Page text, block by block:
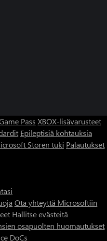
Pass XBOX-lisävarusteet
Epileptisiä kohtauksia
Storen tuki Palautukset
Ota yhteyttä Microsoftiin
Hallitse evästeitä
osapuolten huomautukset
DoCs